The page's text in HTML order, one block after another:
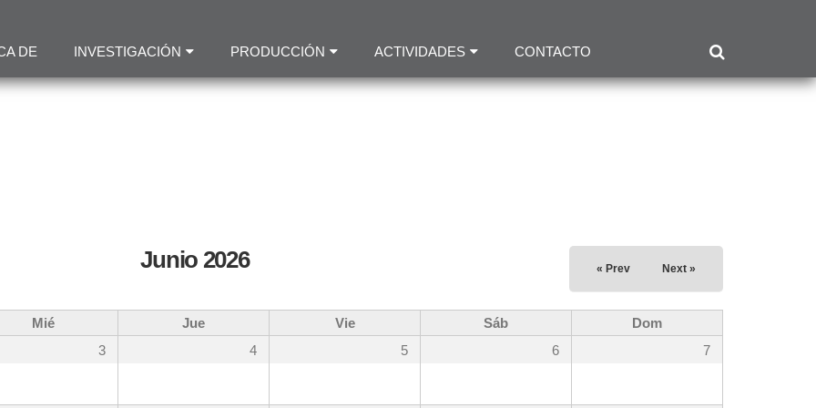
contenido
principal
DE INVESTIGACIÓN PRODUCCIÓN ACTIVIDADES CONTACTO
Junio 2026 « Prev Next »
Mié Jue Vie Sáb
Dom
3 4 5 6 7